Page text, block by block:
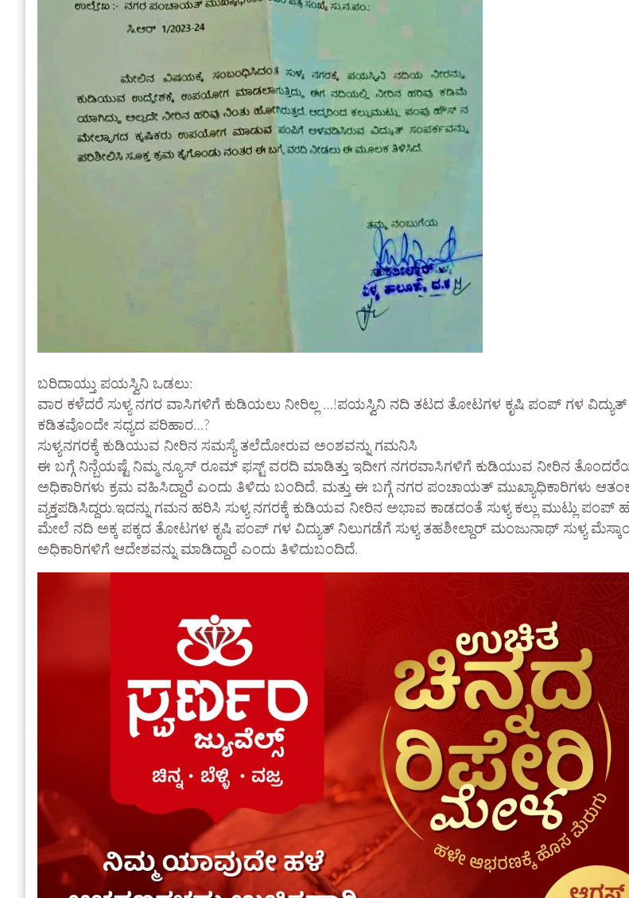
ಬರಿದಾಯ್ತು ಪಯಸ್ವಿನಿ ಒಡಲು:
ವಾರ ಕಳೆದರೆ ಸುಳ್ಯ ನಗರ ವಾಸಿಗಳಿಗೆ ಕುಡಿಯಲು ನೀರಿಲ್ಲ …!ಪಯಸ್ವಿನಿ ನದಿ ತಟದ ತೋಟಗಳ ಕೃಷಿ ಪಂಪ್ ಗಳ ವಿದ್ಯುತ್
ಕಡಿತವೊಂದೇ ಸಧ್ಯದ ಪರಿಹಾರ…?
ಸುಳ್ಯನಗರಕ್ಕೆ ಕುಡಿಯುವ ನೀರಿನ ಸಮಸ್ಯೆ ತಲೆದೋರುವ ಅಂಶವನ್ನು ಗಮನಿಸಿ
ಈ ಬಗ್ಗೆ ನಿನ್ಬೆಯಷ್ಟೆ ನಿಮ್ಮ ನ್ಯೂಸ್ ರೂಮ್ ಫಸ್ಟ್ ವರದಿ ಮಾಡಿತ್ತು ಇದೀಗ ನಗರವಾಸಿಗಳಿಗೆ ಕುಡಿಯುವ ನೀರಿನ
ಅಧಿಕಾರಿಗಳು ಕ್ರಮ ವಹಿಸಿದ್ದಾರೆ ಎಂದು ತಿಳಿದು ಬಂದಿದೆ. ಮತ್ತು ಈ ಬಗ್ಗೆ ನಗರ ಪಂಚಾಯತ್ ಮುಖ್ಯಾಧಿಕಾರಿಗಳು
ವ್ಯಕ್ತಪಡಿಸಿದ್ದರು.ಇದನ್ನು ಗಮನ ಹರಿಸಿ ಸುಳ್ಯ ನಗರಕ್ಕೆ ಕುಡಿಯವ ನೀರಿನ ಅಭಾವ ಕಾಡದಂತೆ ಸುಳ್ಯ ಕಲ್ಲು ಮುಟ್ಲು
ಮೇಲೆ ನದಿ ಅಕ್ಕ ಪಕ್ಕದ ತೋಟಗಳ ಕೃಷಿ ಪಂಪ್ ಗಳ ವಿದ್ಯುತ್ ನಿಲುಗಡೆಗೆ ಸುಳ್ಯ ತಹಶೀಲ್ದಾರ್ ಮಂಜುನಾಥ್ ಸುಳ್ಯ ಮೆಸ್ಕಾಂ
ಅಧಿಕಾರಿಗಳಿಗೆ ಆದೇಶವನ್ನು ಮಾಡಿದ್ದಾರೆ ಎಂದು ತಿಳಿದುಬಂದಿದೆ.